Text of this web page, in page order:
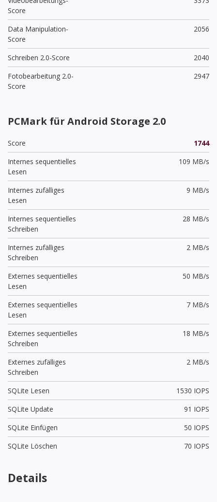
Score
Data Manipulation-
Score
2056
Schreiben 2.0-Score
2040
Fotobearbeitung 2.0-
Score
2947
PCMark für Android Storage 2.0
Score
1744
Internes sequentielles
Lesen
109 MB/s
Internes zufälliges
Lesen
9 MB/s
Internes sequentielles
Schreiben
28 MB/s
Internes zufälliges
Schreiben
2 MB/s
Externes sequentielles
Lesen
50 MB/s
Externes sequentielles
Lesen
7 MB/s
Externes sequentielles
Schreiben
18 MB/s
Externes zufälliges
Schreiben
2 MB/s
SQLite Lesen
1530 IOPS
SQLite Update
91 IOPS
SQLite Einfügen
50 IOPS
SQLite Löschen
70 IOPS
Details